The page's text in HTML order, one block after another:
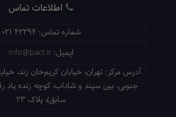
اطلاعات تماس
شماره تماس: 021 42294
ایمیل: info@pact.ir
آدرس مرکز: تهران، خیابان کریم‌خان زند،
جنوبی، بین سپند و شاداب، کوچه زنده یاد
سابق)، پلاک 23